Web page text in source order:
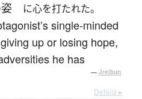
姿 に心を打たれた。
single-minded
up or losing hope,
he has
— Jreibun
Details ▸